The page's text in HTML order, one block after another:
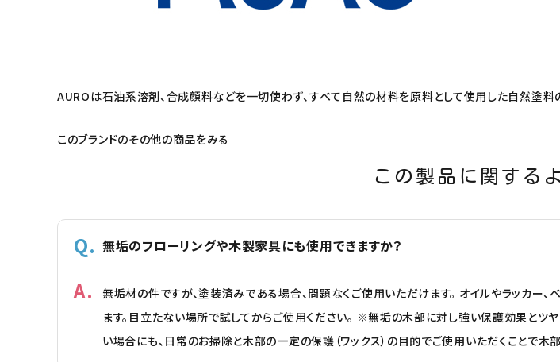
AUROは石油系溶剤、合成顔料などを一切使わず、すべて自然の材料を原料として使用した自然塗料の
このブランドのその他の商品をみる
この製品に関する
無垢のフローリングや木製家具にも使用できますか？
無垢材の件ですが、塗装済みである場合、問題なくご使用いただけます。 オイルやラッカ
ます。目立たない場所で試してからご使用ください。 ※無垢の木部に対し強い保護効果とツ
い場合にも、日常のお掃除と木部の一定の保護（ワックス）の目的でご使用いただくことで木